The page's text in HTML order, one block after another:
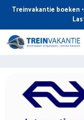
de
inhoud
Treinvakantie boeken